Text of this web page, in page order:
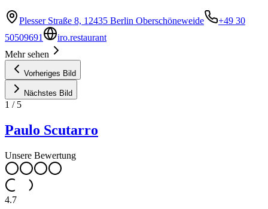
Plesser Straße 8, 12435 Berlin Oberschöneweide
+49 30
50509691
iro.restaurant
Mehr sehen
Vorheriges Bild
Nächstes Bild
1 / 5
Paulo Scutarro
Unsere Bewertung
4.7